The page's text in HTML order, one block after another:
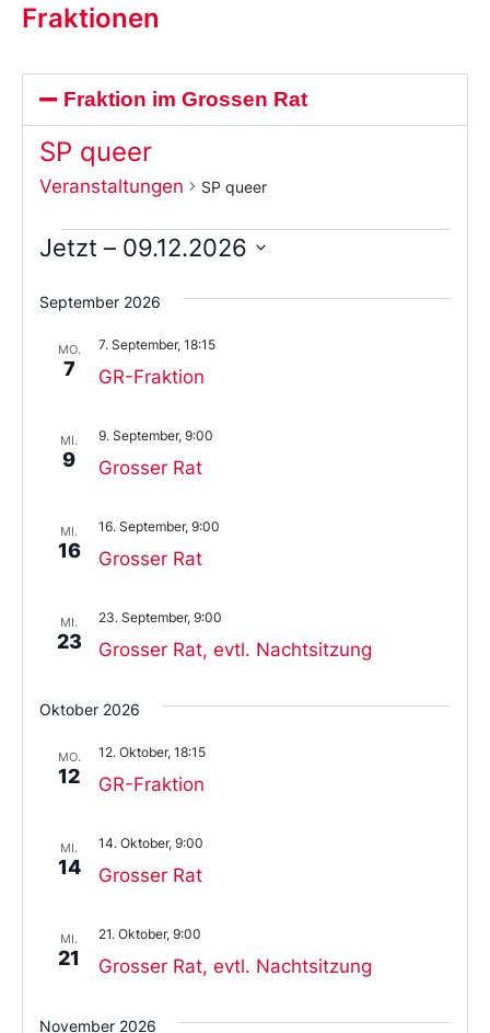
Fraktionen
Fraktion im Grossen Rat
SP queer
Veranstaltungen SP queer
Jetzt – 09.12.2026
Sie
das
aus.
September 2026
MO.
7 GR-Fraktion
7. September, 18:15
MI.
9 Grosser Rat
9. September, 9:00
MI.
16 Grosser Rat
16. September, 9:00
MI.
23 Grosser Rat, evtl. Nachtsitzung
23. September, 9:00
Oktober 2026
MO.
12 GR-Fraktion
12. Oktober, 18:15
MI.
14 Grosser Rat
14. Oktober, 9:00
MI.
21 Grosser Rat, evtl. Nachtsitzung
21. Oktober, 9:00
November 2026